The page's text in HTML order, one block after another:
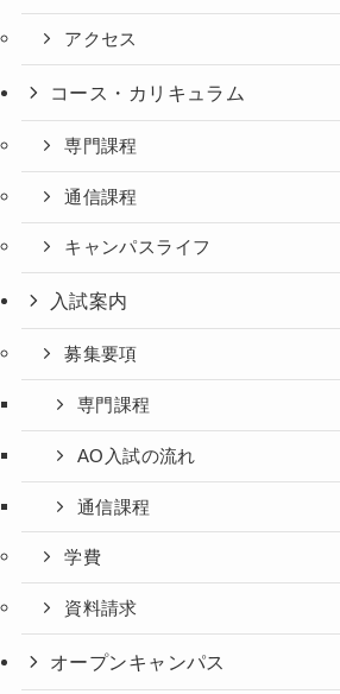
アクセス
コース・カリキュラム
専門課程
通信課程
キャンパスライフ
入試案内
募集要項
専門課程
AO入試の流れ
通信課程
学費
資料請求
オープンキャンパス